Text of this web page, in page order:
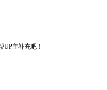
UP主补充吧！